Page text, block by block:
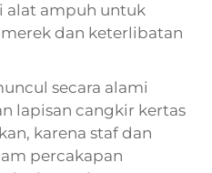
alat ampuh untuk
dan keterlibatan
secara alami
lapisan cangkir kertas
karena staf dan
percakapan